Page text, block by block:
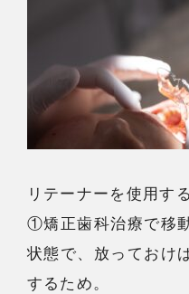
リテーナーを使用す
①矯正歯科治療で移
状態で、放っておけ
するため。